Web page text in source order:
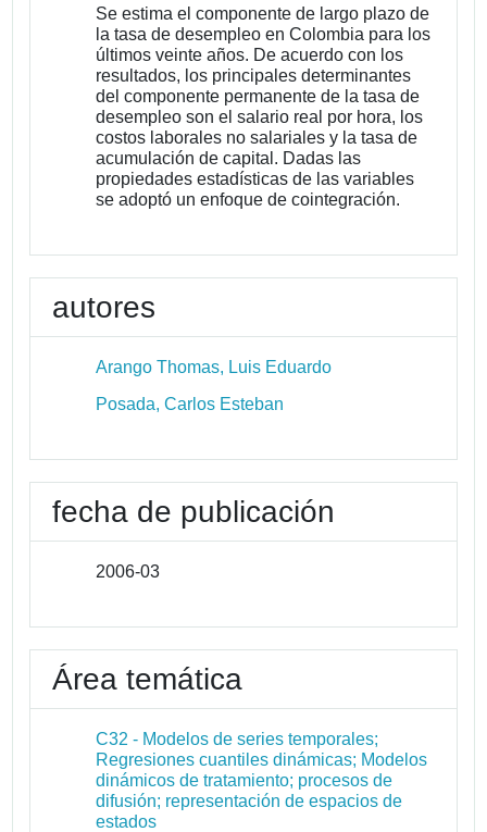
Se estima el componente de largo plazo de
la tasa de desempleo en Colombia para los
últimos veinte años. De acuerdo con los
resultados, los principales determinantes
del componente permanente de la tasa de
desempleo son el salario real por hora, los
costos laborales no salariales y la tasa de
acumulación de capital. Dadas las
propiedades estadísticas de las variables
se adoptó un enfoque de cointegración.
autores
Arango Thomas, Luis Eduardo
Posada, Carlos Esteban
fecha de publicación
2006-03
Área temática
C32 - Modelos de series temporales;
Regresiones cuantiles dinámicas; Modelos
dinámicos de tratamiento; procesos de
difusión; representación de espacios de
estados